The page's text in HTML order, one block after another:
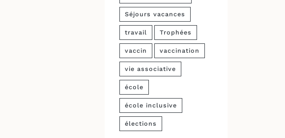
Séjours vacances
travail Trophées
vaccin vaccination
vie associative
école
école inclusive
élections